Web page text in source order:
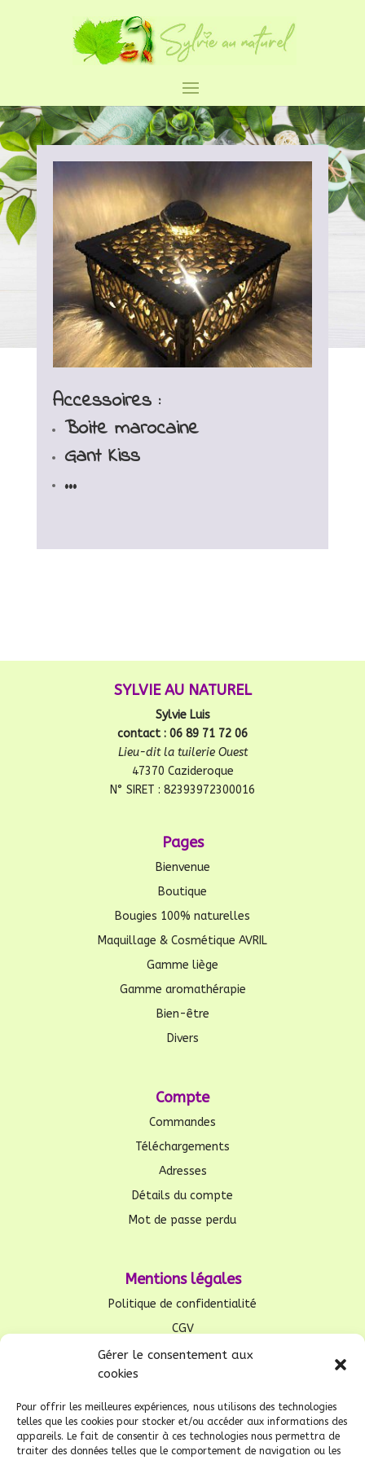
Gérer le consentement aux
cookies
Pour offrir les meilleures expériences, nous utilisons des technologies
telles que les cookies pour stocker et/ou accéder aux informations des
appareils. Le fait de consentir à ces technologies nous permettra de
traiter des données telles que le comportement de navigation ou les
Accessoires :
Boite marocaine
Gant Kiss
…
SYLVIE AU NATUREL
Sylvie Luis
contact : 06 89 71 72 06
Lieu-dit la tuilerie Ouest
47370 Cazideroque
N° SIRET : 82393972300016
Pages
Bienvenue
Boutique
Bougies 100% naturelles
Maquillage & Cosmétique AVRIL
Gamme liège
Gamme aromathérapie
Bien-être
Divers
Compte
Commandes
Téléchargements
Adresses
Détails du compte
Mot de passe perdu
Mentions légales
Politique de confidentialité
CGV
Mentions légales
Politique de cookies (UE)